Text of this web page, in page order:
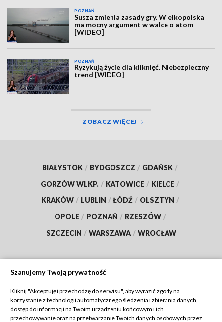
POZNAŃ
Susza zmienia zasady gry. Wielkopolska
ma mocny argument w walce o atom
[WIDEO]
POZNAŃ
Ryzykują życie dla kliknięć. Niebezpieczny
trend [WIDEO]
ZOBACZ WIĘCEJ
BIAŁYSTOK / BYDGOSZCZ / GDAŃSK /
GORZÓW WLKP. / KATOWICE / KIELCE /
KRAKÓW / LUBLIN / ŁÓDŹ / OLSZTYN /
OPOLE / POZNAŃ / RZESZÓW /
SZCZECIN / WARSZAWA / WROCŁAW
TVP
Abonament TVP
Szanujemy Twoją prywatność
Kliknij "Akceptuję i przechodzę do serwisu", aby wyrazić zgody na
korzystanie z technologii automatycznego śledzenia i zbierania danych,
dostęp do informacji na Twoim urządzeniu końcowym i ich
przechowywanie oraz na przetwarzanie Twoich danych osobowych przez